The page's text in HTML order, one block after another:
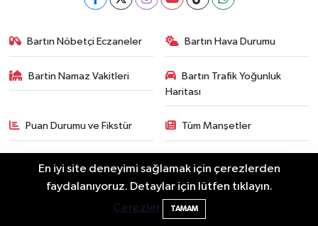
Bartın Nöbetçi Eczaneler Bartın Hava Durumu
Bartin Namaz Vakitleri
Bartın Trafik Yoğunluk
Haritası
Puan Durumu ve Fikstür Tüm Manşetler
En iyi site deneyimi sağlamak için çerezlerden
faydalanıyoruz. Detaylar için lütfen tıklayın.
Çerezler
TAMAM
2 Buzağı Hediyeli Bal Festivalinde Hande
Ünsal Sahne Alacak